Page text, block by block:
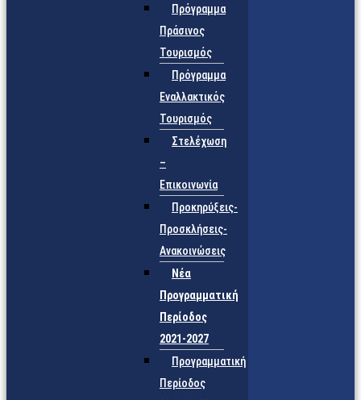
Πρόγραμμα
Πράσινος
Τουρισμός
Πρόγραμμα
Εναλλακτικός
Τουρισμός
Στελέχωση
–
Επικοινωνία
Προκηρύξεις-
Προσκλήσεις-
Ανακοινώσεις
Νέα
Προγραμματική
Περίοδος
2021-2027
Προγραμματική
Περίοδος